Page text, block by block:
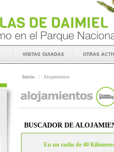
visitas guiadas otras
Inicio :: Alojamientos
BUSCADOR DE
En un radio de 40